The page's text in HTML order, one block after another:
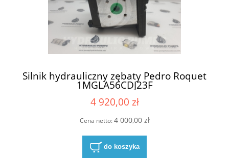
Silnik hydrauliczny zębaty Pedro Roquet
1MGLA56CDJ23F
4 920,00 zł
Cena netto:4 000,00 zł
do koszyka